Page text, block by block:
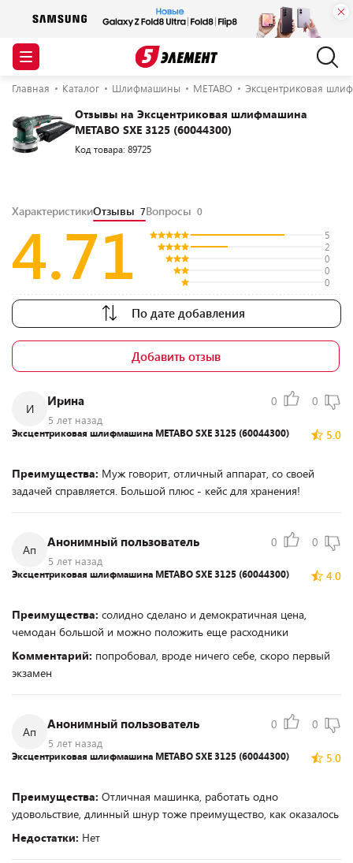
Главная Каталог Шлифмашины METABO Эксцентриковая
Отзывы на Эксцентриковая шлифмашина
METABO SXE 3125 (60044300)
Код товара: 89725
ХарактеристикиОтзывы 7Вопросы 0
4.71
5
2
0
0
0
По дате добавления
Добавить отзыв
И
Ирина
5 лет назад
0 0
5.0
Эксцентриковая шлифмашина METABO SXE 3125 (60044300)
Преимущества: Муж говорит, отличный аппарат, со своей
задачей справляется. Большой плюс - кейс для хранения!
Ап
Анонимный пользователь
5 лет назад
0 0
4.0
Эксцентриковая шлифмашина METABO SXE 3125 (60044300)
Преимущества: солидно сделано и демократичная цена,
чемодан большой и можно положить еще расходники
Комментарий: попробовал, вроде ничего себе, скоро первый
экзамен
Ап
Анонимный пользователь
5 лет назад
0 0
5.0
Эксцентриковая шлифмашина METABO SXE 3125 (60044300)
Преимущества: Отличная машинка, работать одно
удовольствие, длинный шнур тоже преимущество, как оказалось
Недостатки: Нет